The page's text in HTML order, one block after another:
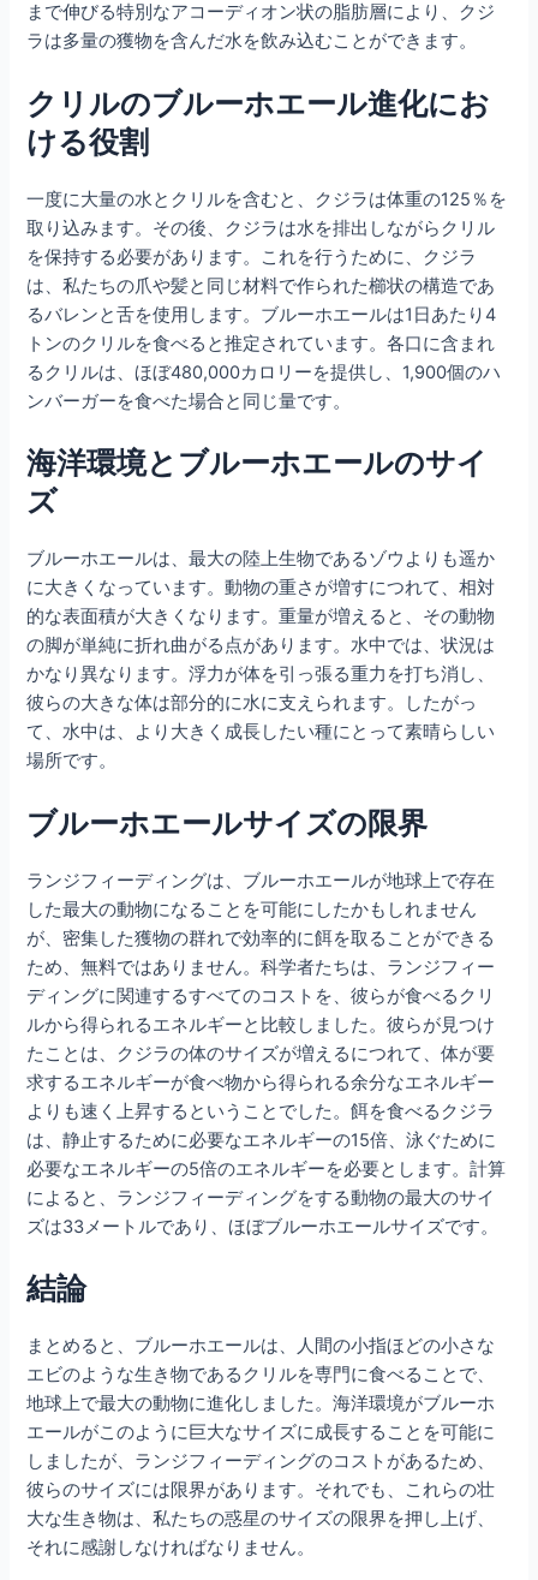
まで伸びる特別なアコーディオン状の脂肪層により、クジ
ラは多量の獲物を含んだ水を飲み込むことができます。
クリルのブルーホエール進化にお
ける役割
一度に大量の水とクリルを含むと、クジラは体重の125％を
取り込みます。その後、クジラは水を排出しながらクリル
を保持する必要があります。これを行うために、クジラ
は、私たちの爪や髪と同じ材料で作られた櫛状の構造であ
るバレンと舌を使用します。ブルーホエールは1日あたり4
トンのクリルを食べると推定されています。各口に含まれ
るクリルは、ほぼ480,000カロリーを提供し、1,900個のハ
ンバーガーを食べた場合と同じ量です。
海洋環境とブルーホエールのサイ
ズ
ブルーホエールは、最大の陸上生物であるゾウよりも遥か
に大きくなっています。動物の重さが増すにつれて、相対
的な表面積が大きくなります。重量が増えると、その動物
の脚が単純に折れ曲がる点があります。水中では、状況は
かなり異なります。浮力が体を引っ張る重力を打ち消し、
彼らの大きな体は部分的に水に支えられます。したがっ
て、水中は、より大きく成長したい種にとって素晴らしい
場所です。
ブルーホエールサイズの限界
ランジフィーディングは、ブルーホエールが地球上で存在
した最大の動物になることを可能にしたかもしれません
が、密集した獲物の群れで効率的に餌を取ることができる
ため、無料ではありません。科学者たちは、ランジフィー
ディングに関連するすべてのコストを、彼らが食べるクリ
ルから得られるエネルギーと比較しました。彼らが見つけ
たことは、クジラの体のサイズが増えるにつれて、体が要
求するエネルギーが食べ物から得られる余分なエネルギー
よりも速く上昇するということでした。餌を食べるクジラ
は、静止するために必要なエネルギーの15倍、泳ぐために
必要なエネルギーの5倍のエネルギーを必要とします。計算
によると、ランジフィーディングをする動物の最大のサイ
ズは33メートルであり、ほぼブルーホエールサイズです。
結論
まとめると、ブルーホエールは、人間の小指ほどの小さな
エビのような生き物であるクリルを専門に食べることで、
地球上で最大の動物に進化しました。海洋環境がブルーホ
エールがこのように巨大なサイズに成長することを可能に
しましたが、ランジフィーディングのコストがあるため、
彼らのサイズには限界があります。それでも、これらの壮
大な生き物は、私たちの惑星のサイズの限界を押し上げ、
それに感謝しなければなりません。